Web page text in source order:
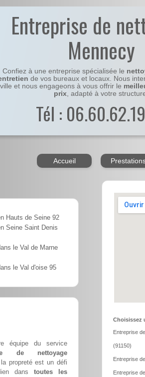
Entreprise de
Mennecy
Confiez à une entreprise spécialisée le
de vos bureaux et locaux. Nous
ville et nous engageons à vous offrir le
prix, adapté à votre
Tél :
Accueil
Hauts de Seine 92
Seine Saint Denis
le Val de Marne
le Val d'oise 95
équipe du service
de nettoyage
la propreté est un défi
dans toutes les
Choisissez
Entreprise
(91150)
Entreprise
Entreprise